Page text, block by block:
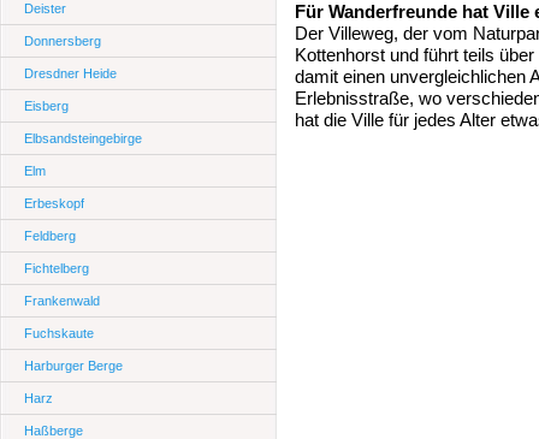
Deister
Donnersberg
Dresdner Heide
Eisberg
Elbsandsteingebirge
Elm
Erbeskopf
Feldberg
Fichtelberg
Frankenwald
Fuchskaute
Harburger Berge
Harz
Haßberge
Für Wanderfreunde hat
Der Villeweg, der vom
Kottenhorst und führt teils
damit einen unvergleichlichen
Erlebnisstraße, wo
hat die Ville für jedes Alter